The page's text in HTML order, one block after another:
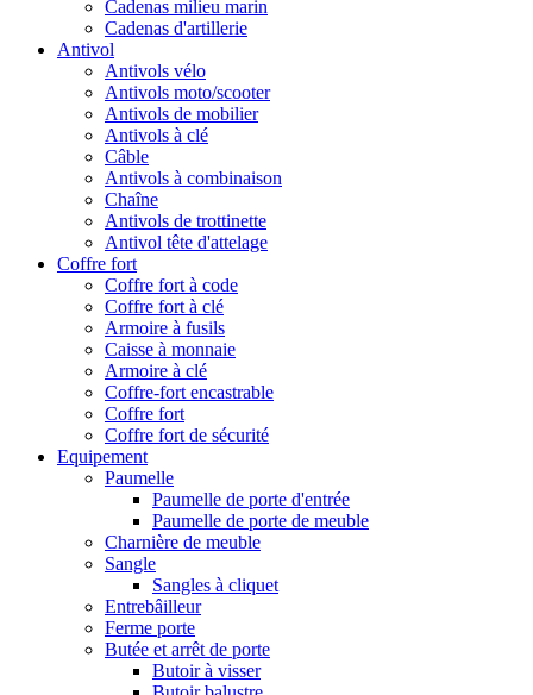
Cadenas milieu marin
Cadenas d'artillerie
Antivol
Antivols vélo
Antivols moto/scooter
Antivols de mobilier
Antivols à clé
Câble
Antivols à combinaison
Chaîne
Antivols de trottinette
Antivol tête d'attelage
Coffre fort
Coffre fort à code
Coffre fort à clé
Armoire à fusils
Caisse à monnaie
Armoire à clé
Coffre-fort encastrable
Coffre fort
Coffre fort de sécurité
Equipement
Paumelle
Paumelle de porte d'entrée
Paumelle de porte de meuble
Charnière de meuble
Sangle
Sangles à cliquet
Entrebâilleur
Ferme porte
Butée et arrêt de porte
Butoir à visser